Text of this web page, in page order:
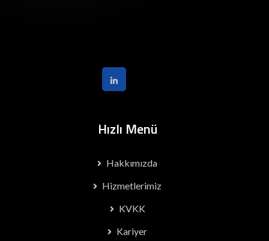
Hızlı Menü
Hakkımızda
Hizmetlerimiz
KVKK
Kariyer